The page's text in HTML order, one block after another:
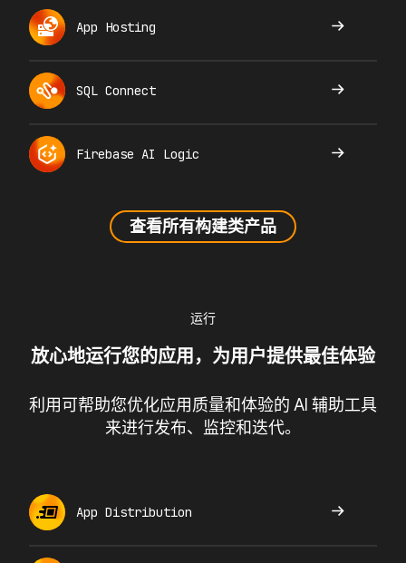
App Hosting
SQL Connect
Firebase AI Logic
查看所有构建类产品
运行
放心地运行您的应用，为用户提供最佳体验
利用可帮助您优化应用质量和体验的 AI 辅助工具
来进行发布、监控和迭代。
App Distribution